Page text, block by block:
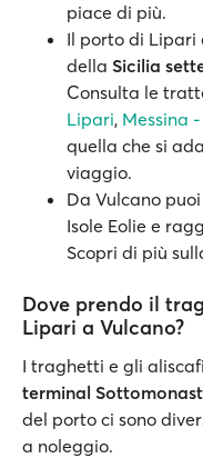
piace di più.
Il porto di Lipari
della Sicilia
Consulta le
Lipari, Messina
quella che si
viaggio.
Da Vulcano
Isole Eolie e
Scopri di più
Dove prendo il
Lipari a Vulcano?
I traghetti e gli
terminal
del porto ci sono
a noleggio.